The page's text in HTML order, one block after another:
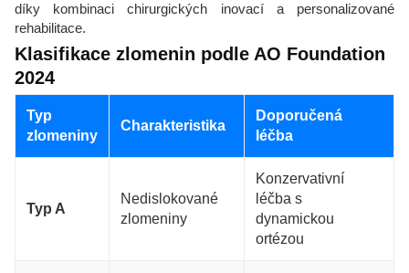
díky kombinaci chirurgických inovací a personalizované
rehabilitace.
Klasifikace zlomenin podle AO Foundation
2024
Typ
zlomeniny
Charakteristika
Doporučená
léčba
Typ A
Nedislokované
zlomeniny
Konzervativní
léčba s
dynamickou
ortézou